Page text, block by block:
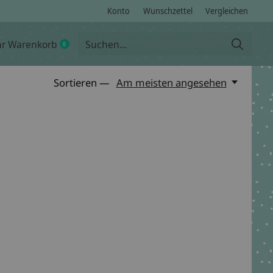
Konto Wunschzettel Vergleichen
Warenkorb 0items
Sortieren — Am meisten angesehen